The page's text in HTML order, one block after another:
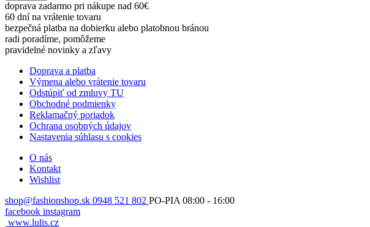
doprava zadarmo pri nákupe nad 60€
60 dní na vrátenie tovaru
bezpečná platba na dobierku alebo platobnou bránou
radi poradíme, pomôžeme
pravidelné novinky a zľavy
Doprava a platba
Výmena alebo vrátenie tovaru
Odstúpiť od zmluvy TU
Obchodné podmienky
Reklamačný poriadok
Ochrana osobných údajov
Nastavenia súhlasu s cookies
O nás
Kontakt
Wishlist
shop@fashionshop.sk 0948 521 802 PO-PIA 08:00 - 16:00
facebook instagram
www.lulis.cz